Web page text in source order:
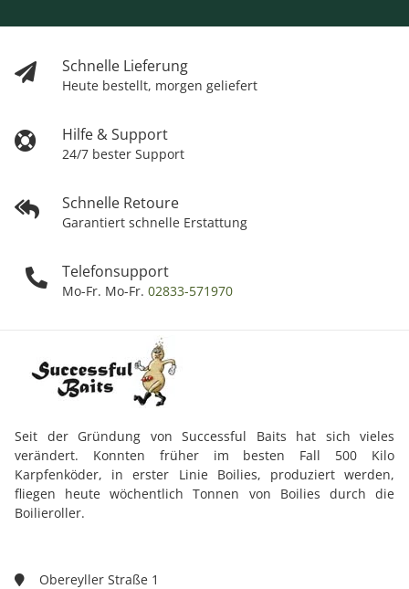
Schnelle Lieferung
Heute bestellt, morgen geliefert
Hilfe & Support
24/7 bester Support
Schnelle Retoure
Garantiert schnelle Erstattung
Telefonsupport
Mo-Fr. Mo-Fr. 02833-571970
Seit der Gründung von Successful Baits hat sich vieles
verändert. Konnten früher im besten Fall 500 Kilo
Karpfenköder, in erster Linie Boilies, produziert werden,
fliegen heute wöchentlich Tonnen von Boilies durch die
Boilieroller.
Obereyller Straße 1